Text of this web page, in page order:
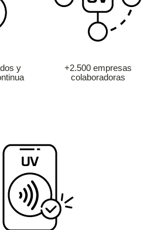
y
+2.500 empresas
colaboradoras